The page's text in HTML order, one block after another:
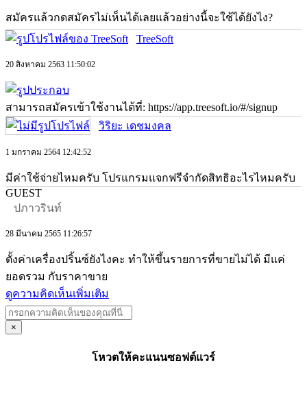
สมัครแล้วกดสมัครไม่เห็นได้เลยแล้วอย่างนี้จะใช้ได้ยังไง?
TreeSoft
20 สิงหาคม 2563 11:50:02
สามารถสมัครเข้าใช้งานได้ที่: https://app.treesoft.io/#/signup
วิริยะ เดชมงคล
1 มกราคม 2564 12:42:52
มีค่าใช้จ่ายไหมครับ โปรแกรมแจกฟรีจำกัดสิทธิอะไรไหมครับ
GUEST
ปภาวรินท์
28 มีนาคม 2565 11:26:57
ตั้งค่าเครื่องปริ้นซ์ยังไงคะ ทำให้ขึ้นรายการที่ขายไม่ได้ มีแค่
ยอดรวม กับราคาขาย
ดูความคิดเห็นเพิ่มเติม
×
โหวตให้คะแนนซอฟต์แวร์